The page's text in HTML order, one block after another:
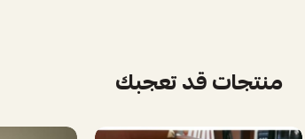
منتجات قد تعجبك